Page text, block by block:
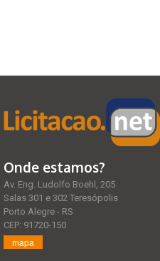
Onde estamos?
Av. Eng. Ludolfo Boehl, 205
Salas 301 e 302 Teresópolis
Porto Alegre - RS
CEP: 91720-150
mapa